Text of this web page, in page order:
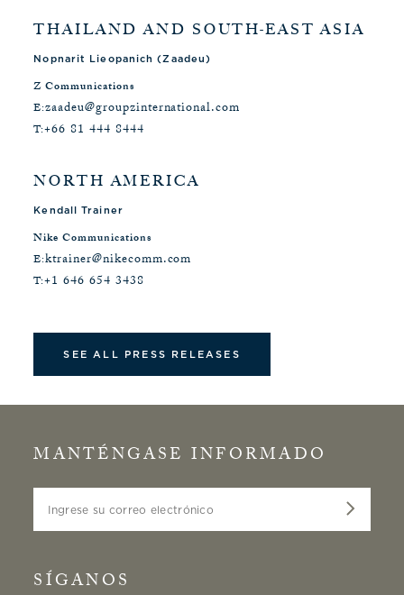
THAILAND AND SOUTH-EAST ASIA
Nopnarit Lieopanich (Zaadeu)
Z Communications
E:zaadeu@groupzinternational.com
T:+66 81 444 8444
NORTH AMERICA
Kendall Trainer
Nike Communications
E:ktrainer@nikecomm.com
T:+1 646 654 3438
SEE ALL PRESS RELEASES
MANTÉNGASE INFORMADO
SÍGANOS